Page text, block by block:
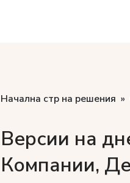
Начална стр на решения
Версии на
Компании,